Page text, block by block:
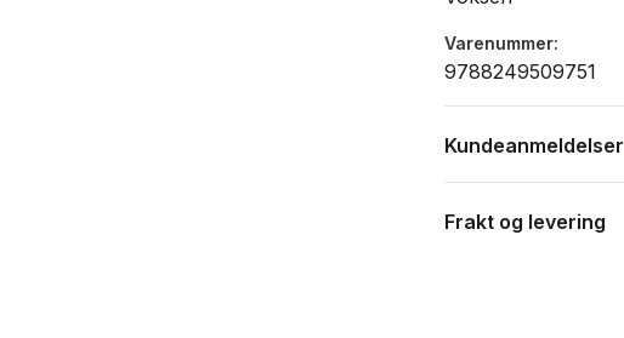
Varenummer
9788249509751
Kundeanmeldelser
Frakt og levering